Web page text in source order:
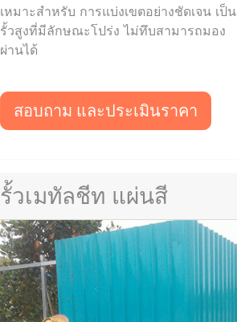
เหมาะสำหรับ การแบ่งเขตอย่างชัดเจน เป็น
รั้วสูงที่มีลักษณะโปร่ง ไม่ทึบสามารถมอง
ผ่านได้
สอบถาม และประเมินราคา
รั้วเมทัลชีท แผ่นสี